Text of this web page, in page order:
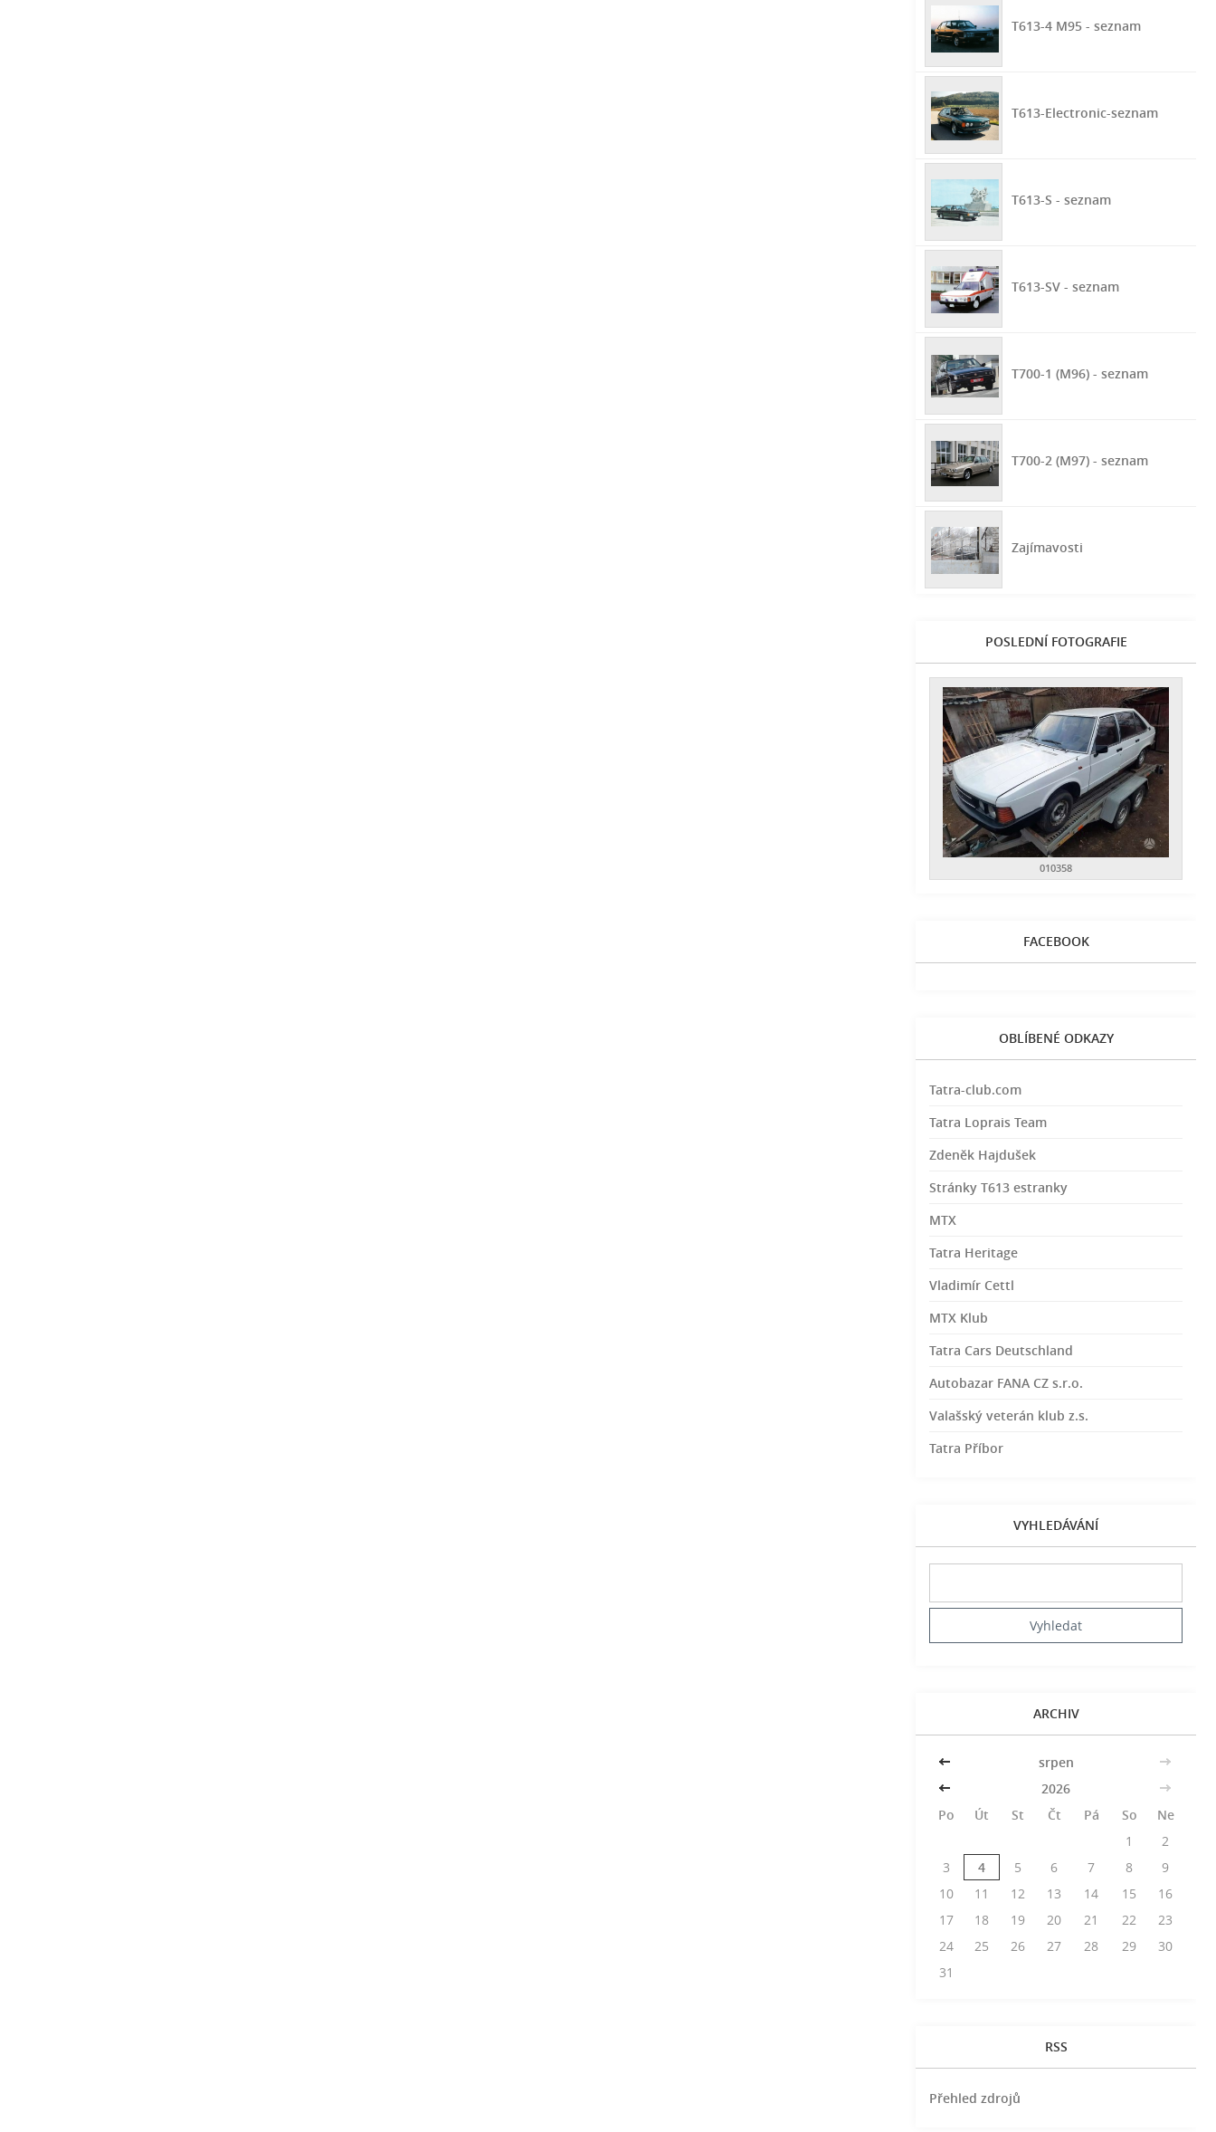
T613-4 M95 - seznam
T613-Electronic-seznam
T613-S - seznam
T613-SV - seznam
T700-1 (M96) - seznam
T700-2 (M97) - seznam
Zajímavosti
POSLEDNÍ FOTOGRAFIE
010358
FACEBOOK
OBLÍBENÉ ODKAZY
Tatra-club.com
Tatra Loprais Team
Zdeněk Hajdušek
Stránky T613 estranky
MTX
Tatra Heritage
Vladimír Cettl
MTX Klub
Tatra Cars Deutschland
Autobazar FANA CZ s.r.o.
Valašský veterán klub z.s.
Tatra Příbor
VYHLEDÁVÁNÍ
ARCHIV
<< srpen
>>
<<
2026
>>
Po
Út St Čt Pá So
Ne
1
2
3
4 5 6 7 8
9
10
11 12 13 14 15
16
17
18 19 20 21 22
23
24
25 26 27 28 29
30
31
RSS
Přehled zdrojů